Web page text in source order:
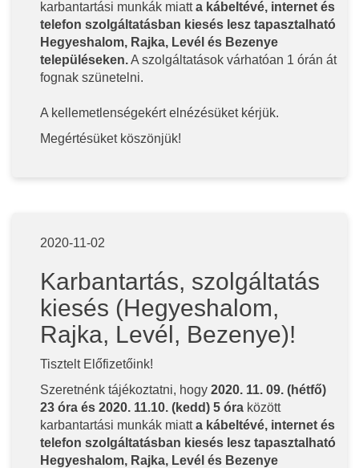
karbantartási munkák miatta kábeltévé, internet és
telefon szolgáltatásban kiesés lesz tapasztalható
Hegyeshalom, Rajka, Levél és Bezenye
településeken.A szolgáltatások várhatóan 1 órán át
fognak szünetelni.
A kellemetlenségekért elnézésüket kérjük.
Megértésüket köszönjük!
2020-11-02
Karbantartás, szolgáltatás
kiesés (Hegyeshalom,
Rajka, Levél, Bezenye)!
Tisztelt Előfizetőink!
Szeretnénk tájékoztatni, hogy 2020. 11. 09. (hétfő)
23 óra és 2020. 11.10. (kedd) 5 óra között
karbantartási munkák miatta kábeltévé, internet és
telefon szolgáltatásban kiesés lesz tapasztalható
Hegyeshalom, Rajka, Levél és Bezenye